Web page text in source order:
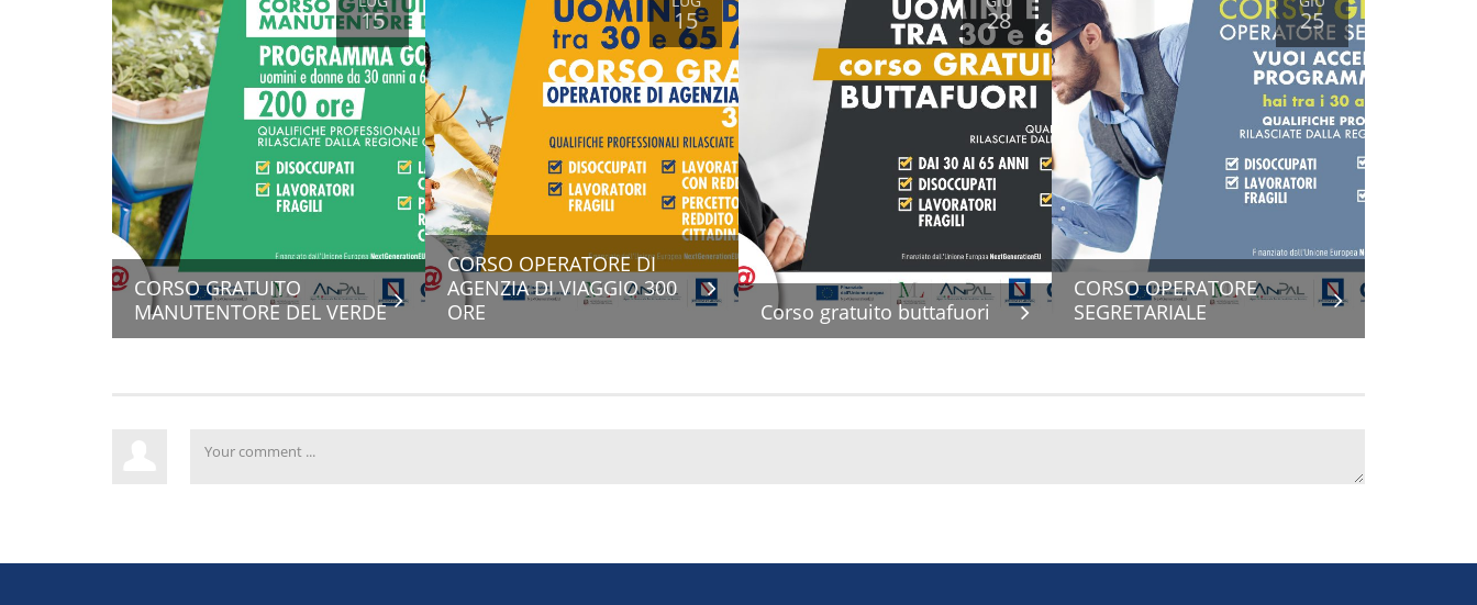
15
CORSO GRATUITO
MANUTENTORE DEL VERDE
15
CORSO OPERATORE DI
AGENZIA DI VIAGGIO 300
ORE
28
Corso gratuito buttafuori
25
CORSO OPERATORE
SEGRETARIALE